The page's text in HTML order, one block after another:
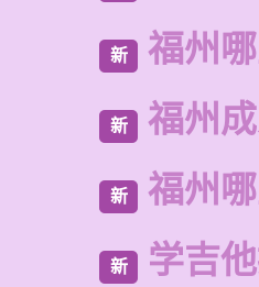
新 福州
新 福州
新 福州
新 学吉